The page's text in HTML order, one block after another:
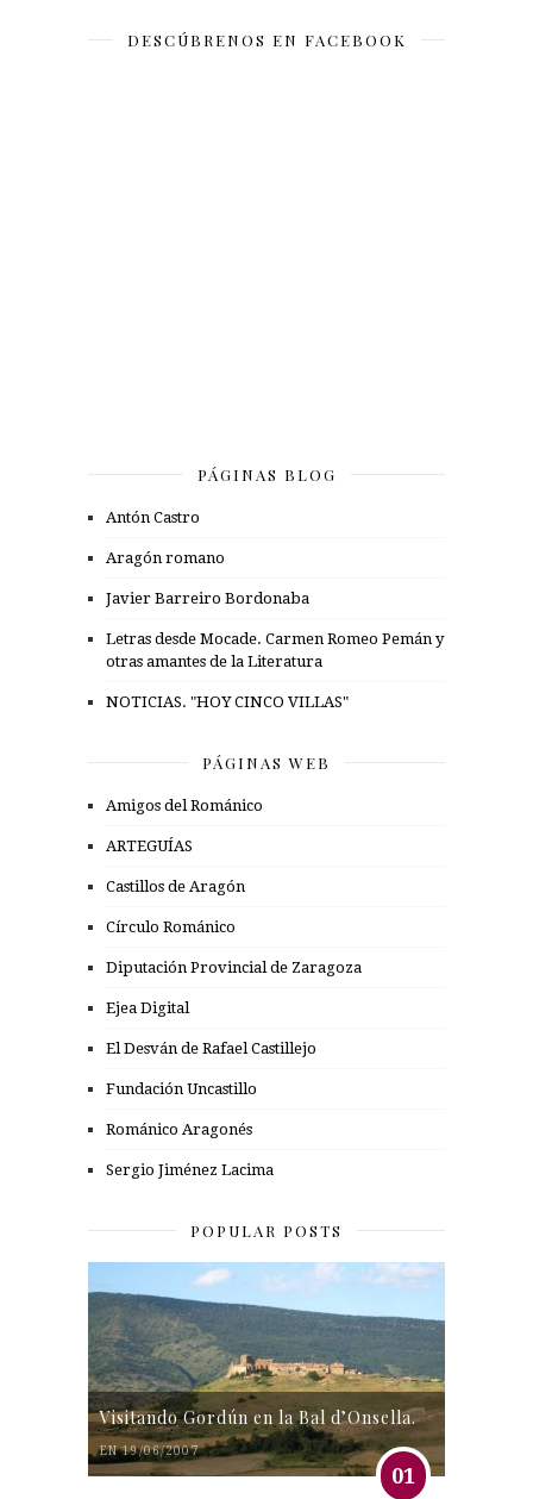
DESCÚBRENOS EN FACEBOOK
PÁGINAS BLOG
Antón Castro
Aragón romano
Javier Barreiro Bordonaba
Letras desde Mocade. Carmen Romeo Pemán y
otras amantes de la Literatura
NOTICIAS. "HOY CINCO VILLAS"
PÁGINAS WEB
Amigos del Románico
ARTEGUÍAS
Castillos de Aragón
Círculo Románico
Diputación Provincial de Zaragoza
Ejea Digital
El Desván de Rafael Castillejo
Fundación Uncastillo
Románico Aragonés
Sergio Jiménez Lacima
POPULAR POSTS
Visitando Gordún en la Bal d’Onsella.
EN 19/06/2007
01